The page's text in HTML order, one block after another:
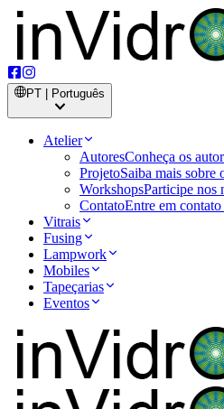
PT | Português
Atelier
AutoresConheça os
ProjetoSaiba mais sobre
WorkshopsParticipe nos
ContatoEntre em
Vitrais
Fusing
Lampwork
Mobiles
Tapeçarias
Eventos